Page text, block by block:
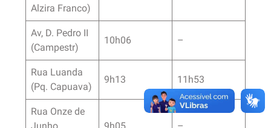
Alzira Franco)
Av, D. Pedro II
(Campestr)
10h06 –
Rua Luanda
(Pq. Capuava)
9h13 11h53
Rua Onze de